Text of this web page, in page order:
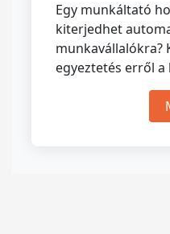
Egy munkáltató
kiterjedhet
munkavállalókra?
egyeztetés erről a